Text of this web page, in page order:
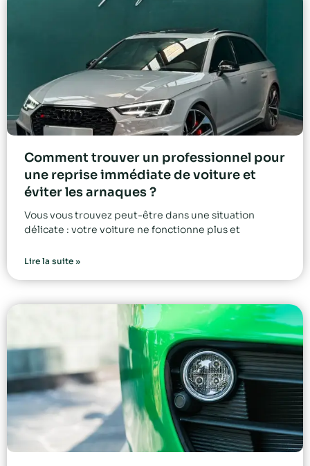
Comment trouver un professionnel pour
une reprise immédiate de voiture et
éviter les arnaques ?
Vous vous trouvez peut-être dans une situation
délicate : votre voiture ne fonctionne plus et
Lire la suite »